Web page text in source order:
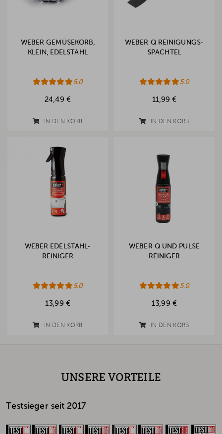
WEBER GEMÜSEKORB,
KLEIN, EDELSTAHL
5.0
24,49 €
IN DEN KORB
WEBER Q REINIGUNGS-
SPACHTEL
5.0
11,99 €
IN DEN KORB
WEBER EDELSTAHL-
REINIGER
5.0
13,99 €
IN DEN KORB
WEBER Q UND PULSE
REINIGER
5.0
13,99 €
IN DEN KORB
UNSERE VORTEILE
Testsieger seit 2017